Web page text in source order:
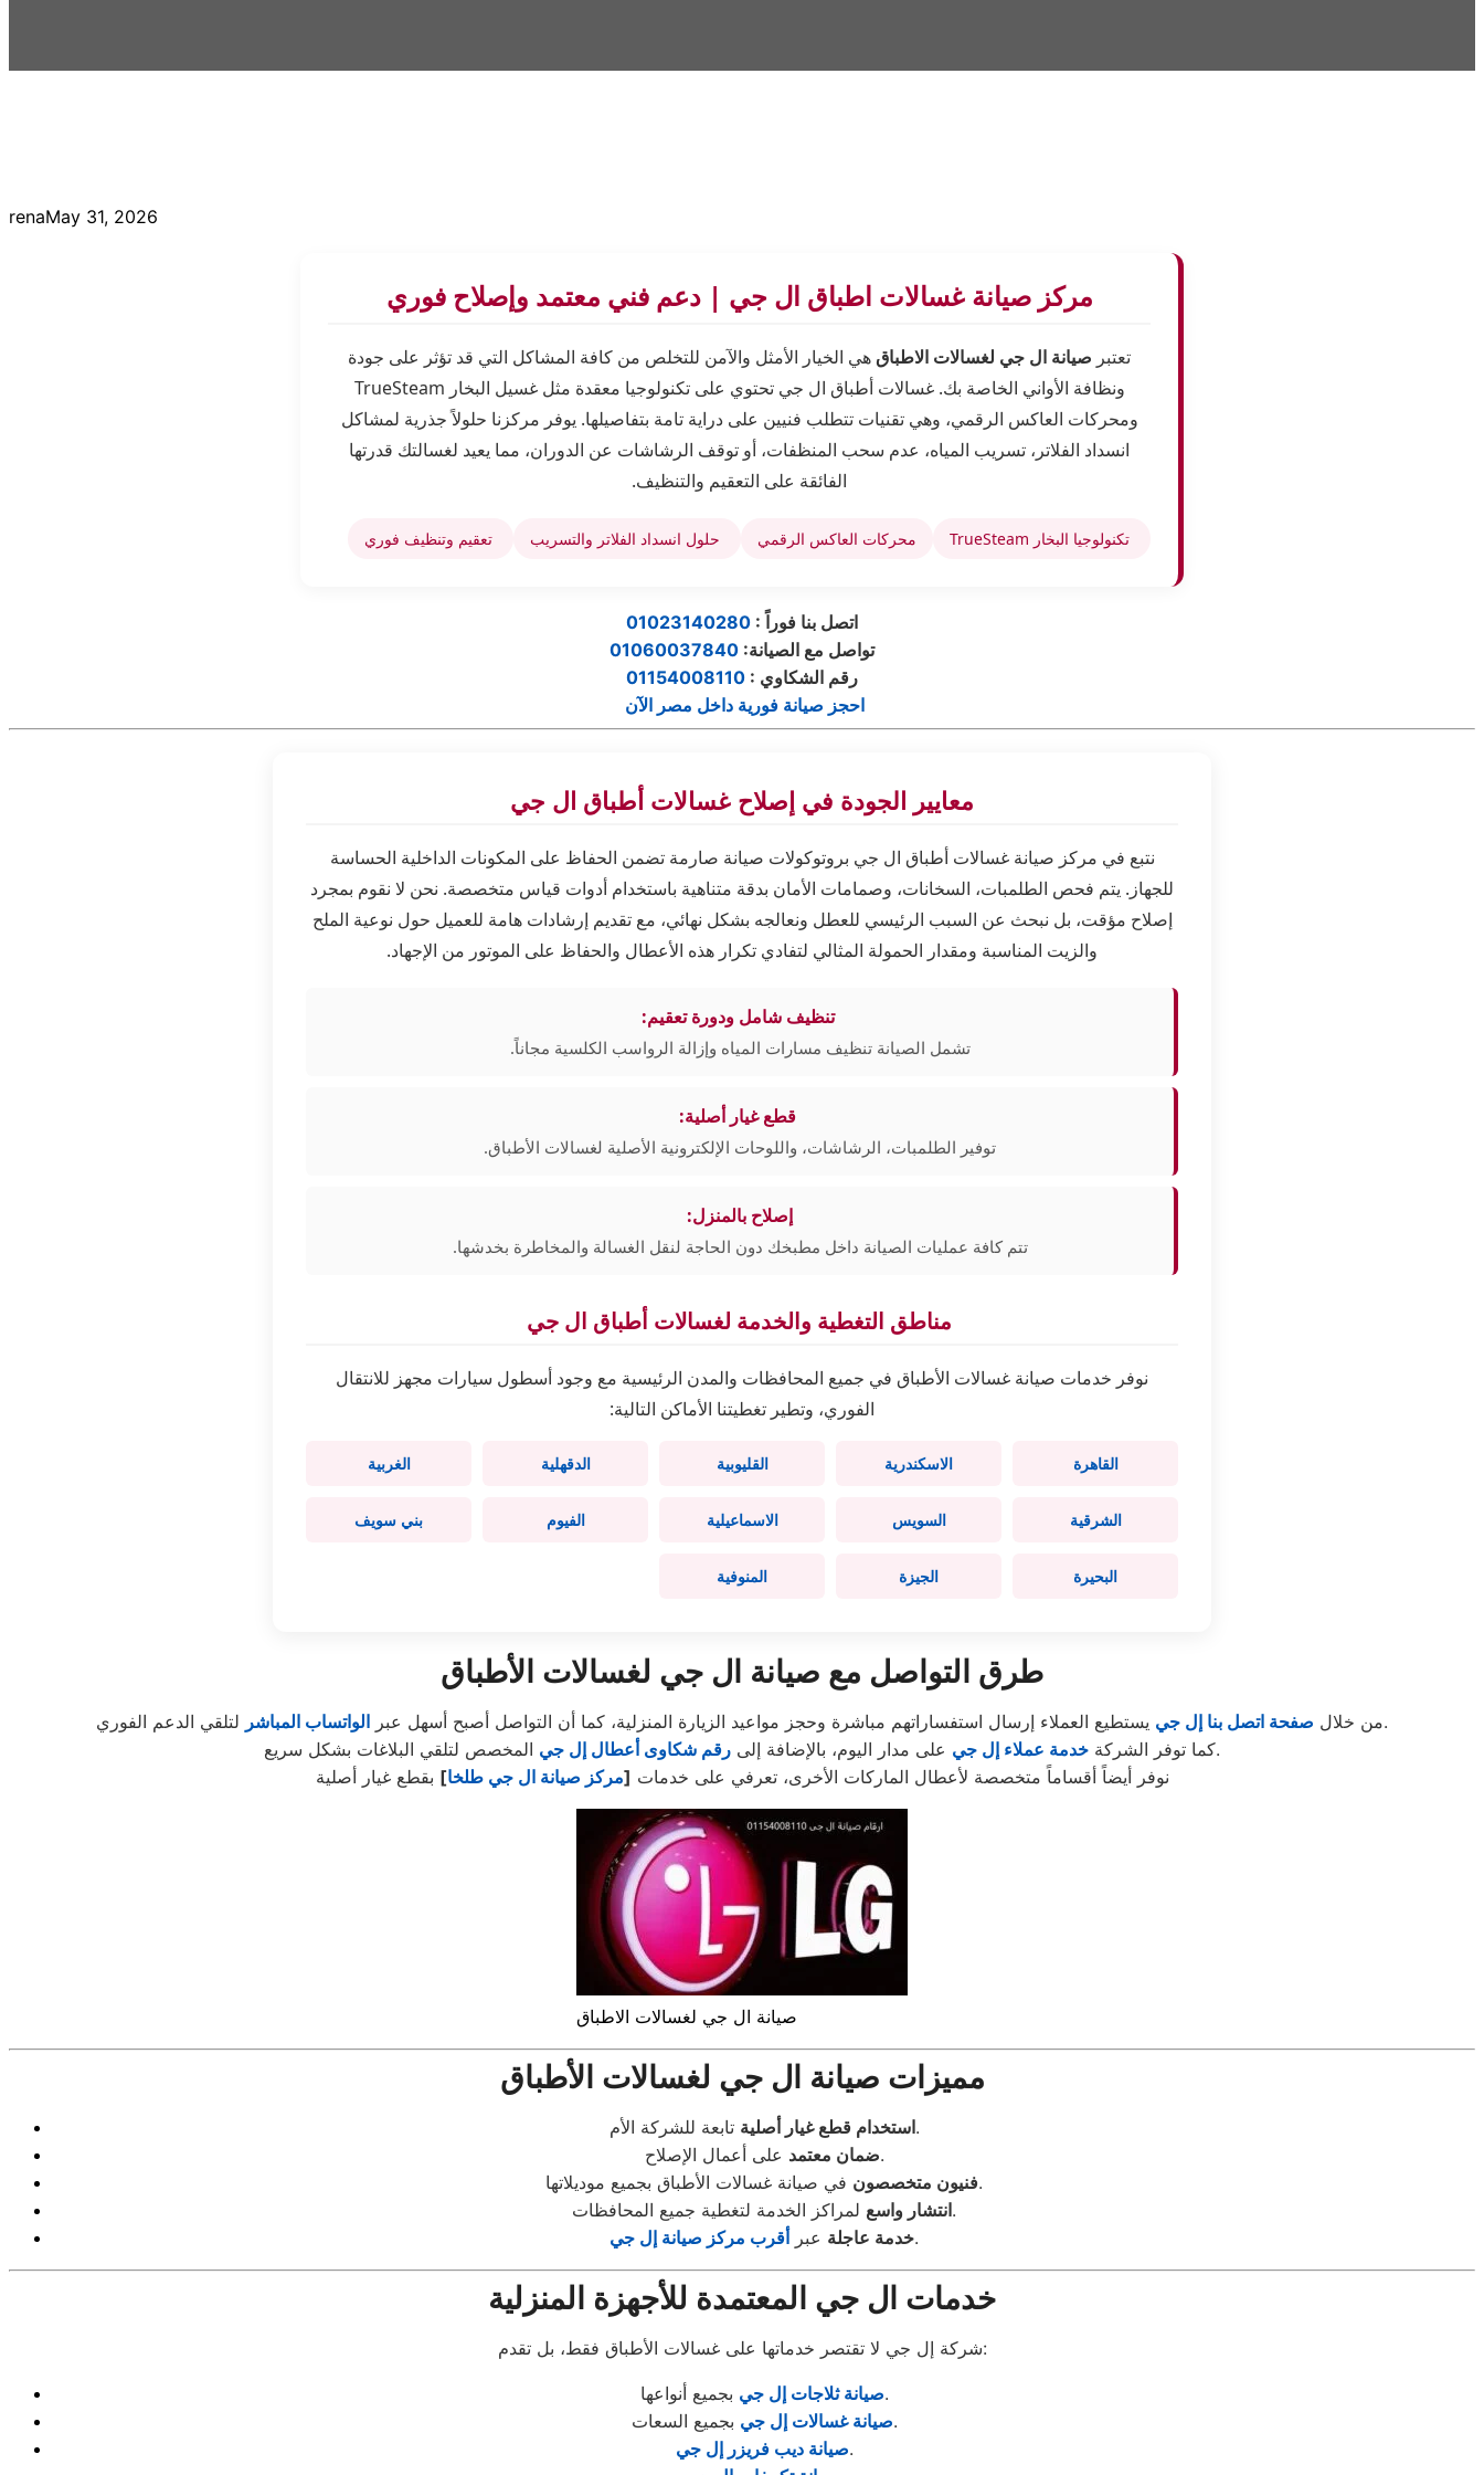
renaMay 31, 2026
مركز صيانة غسالات اطباق ال جي | دعم فني معتمد وإصلاح فوري
تعتبر صيانة ال جي لغسالات الاطباقهي الخيار الأمثل والآمن للتخلص من كافة المشاكل التي قد تؤثر على جودة
ونظافة الأواني الخاصة بك. غسالات أطباق ال جي تحتوي على تكنولوجيا معقدة مثل غسيل البخار TrueSteam
ومحركات العاكس الرقمي، وهي تقنيات تتطلب فنيين على دراية تامة بتفاصيلها. يوفر مركزنا حلولاً جذرية لمشاكل
انسداد الفلاتر، تسريب المياه، عدم سحب المنظفات، أو توقف الرشاشات عن الدوران، مما يعيد لغسالتك قدرتها
الفائقة على التعقيم والتنظيف.
تكنولوجيا البخار TrueSteam محركات العاكس الرقمي حلول انسداد الفلاتر والتسريب تعقيم وتنظيف فوري
01023140280
: اتصل بنا فوراً
01060037840 :تواصل مع الصيانة
01154008110 : رقم الشكاوي
احجز صيانة فورية داخل مصر الآن
معايير الجودة في إصلاح غسالات أطباق ال جي
نتبع في مركز صيانة غسالات أطباق ال جي بروتوكولات صيانة صارمة تضمن الحفاظ على المكونات الداخلية الحساسة
للجهاز. يتم فحص الطلمبات، السخانات، وصمامات الأمان بدقة متناهية باستخدام أدوات قياس متخصصة. نحن لا نقوم بمجرد
إصلاح مؤقت، بل نبحث عن السبب الرئيسي للعطل ونعالجه بشكل نهائي، مع تقديم إرشادات هامة للعميل حول نوعية الملح
والزيت المناسبة ومقدار الحمولة المثالي لتفادي تكرار هذه الأعطال والحفاظ على الموتور من الإجهاد.
تنظيف شامل ودورة تعقيم:
تشمل الصيانة تنظيف مسارات المياه وإزالة الرواسب الكلسية مجاناً.
قطع غيار أصلية:
توفير الطلمبات، الرشاشات، واللوحات الإلكترونية الأصلية لغسالات الأطباق.
إصلاح بالمنزل:
تتم كافة عمليات الصيانة داخل مطبخك دون الحاجة لنقل الغسالة والمخاطرة بخدشها.
مناطق التغطية والخدمة لغسالات أطباق ال جي
نوفر خدمات صيانة غسالات الأطباق في جميع المحافظات والمدن الرئيسية مع وجود أسطول سيارات مجهز للانتقال
الفوري، وتطير تغطيتنا الأماكن التالية:
القاهرة الاسكندرية القليوبية الدقهلية الغربية
الشرقية السويس الاسماعيلية الفيوم بني سويف
البحيرة الجيزة المنوفية
طرق التواصل مع صيانة ال جي لغسالات الأطباق
من خلال صفحة اتصل بنا إل جي يستطيع العملاء إرسال استفساراتهم مباشرة وحجز مواعيد الزيارة المنزلية، كما أن التواصل أصبح أسهل عبر الواتساب المباشر
لتلقي الدعم الفوري.
كما توفر الشركة خدمة عملاء إل جي على مدار اليوم، بالإضافة إلى رقم شكاوى أعطال إل جي
المخصص لتلقي البلاغات بشكل سريع.
نوفر أيضاً أقساماً متخصصة لأعطال الماركات الأخرى، تعرفي على خدمات [مركز صيانة ال جي طلخا] بقطع غيار أصلية
صيانة ال جي لغسالات الاطباق
مميزات صيانة ال جي لغسالات الأطباق
استخدام قطع غيار أصليةتابعة للشركة الأم.
ضمان معتمدعلى أعمال الإصلاح.
فنيون متخصصونفي صيانة غسالات الأطباق بجميع موديلاتها.
انتشار واسعلمراكز الخدمة لتغطية جميع المحافظات.
خدمة عاجلة عبر أقرب مركز صيانة إل جي .
خدمات ال جي المعتمدة للأجهزة المنزلية
شركة إل جي لا تقتصر خدماتها على غسالات الأطباق فقط، بل تقدم:
صيانة ثلاجات إل جيبجميع أنواعها.
صيانة غسالات إل جيبجميع السعات.
صيانة ديب فريزر إل جي.